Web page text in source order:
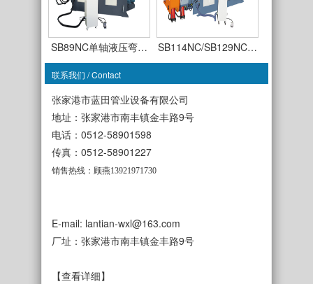
SB89NC单轴液压弯… SB114NC/SB129NC…
SB63CNC-TSR-3A全…
联系我们 / Contact
张家港市蓝田管业设备有限公司
地址：张家港市南丰镇金丰路9号
电话：0512-58901598
传真：0512-58901227
销售热线：顾燕13921971730
E-mail: lantian-wxl@163.com
厂址：张家港市南丰镇金丰路9号
【查看详细】